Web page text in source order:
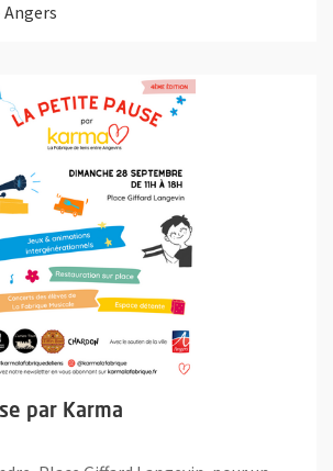
par Karma
l'évènement : La petite pause par Karma